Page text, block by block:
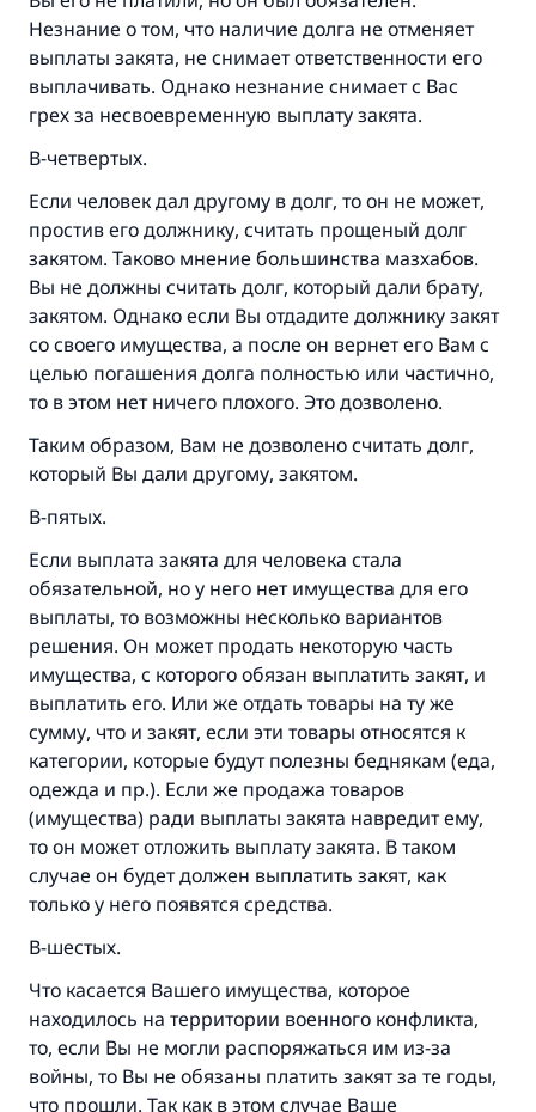
Незнание о том, что наличие долга не отменяет
выплаты закята, не снимает ответственности его
выплачивать. Однако незнание снимает с Вас
грех за несвоевременную выплату закята.
В-четвертых.
Если человек дал другому в долг, то он не может,
простив его должнику, считать прощеный долг
закятом. Таково мнение большинства мазхабов.
Вы не должны считать долг, который дали брату,
закятом. Однако если Вы отдадите должнику закят
со своего имущества, а после он вернет его Вам с
целью погашения долга полностью или частично,
то в этом нет ничего плохого. Это дозволено.
Таким образом, Вам не дозволено считать долг,
который Вы дали другому, закятом.
В-пятых.
Если выплата закята для человека стала
обязательной, но у него нет имущества для его
выплаты, то возможны несколько вариантов
решения. Он может продать некоторую часть
имущества, с которого обязан выплатить закят, и
выплатить его. Или же отдать товары на ту же
сумму, что и закят, если эти товары относятся к
категории, которые будут полезны беднякам (еда,
одежда и пр.). Если же продажа товаров
(имущества) ради выплаты закята навредит ему,
то он может отложить выплату закята. В таком
случае он будет должен выплатить закят, как
только у него появятся средства.
В-шестых.
Что касается Вашего имущества, которое
находилось на территории военного конфликта,
то, если Вы не могли распоряжаться им из-за
войны, то Вы не обязаны платить закят за те годы,
что прошли. Так как в этом случае Ваше
Ответ № 110845 помог сохранить
Помогите нам предоставить ответы Умме
Посланник Аллаха, мир ему и
благословение, сказал:
«Указавшему на благое (полагается) такая
же награда как и совершившему его»
(МУСЛИМ, № 1893).
Участвуйте сейчас!